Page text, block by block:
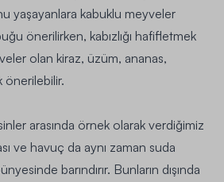
yaşayanlara kabuklu meyveler
önerilirken, kabızlığı hafifletmek
olan kiraz, üzüm, ananas,
önerilebilir.
arasında örnek olarak verdiğimiz
ve havuç da aynı zaman suda
barındırır. Bunların dışında